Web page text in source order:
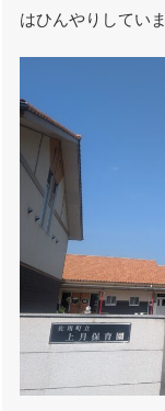
はひんやりしていま